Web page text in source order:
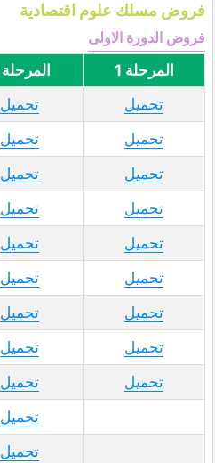
فروض مسلك علوم اقتصادية
فروض الدورة الاولى
المرحلة 1
المرحلة 2
تحميل
تحميل
تحميل
تحميل
تحميل
تحميل
تحميل
تحميل
تحميل
تحميل
تحميل
تحميل
تحميل
تحميل
تحميل
تحميل
تحميل
تحميل
تحميل
تحميل